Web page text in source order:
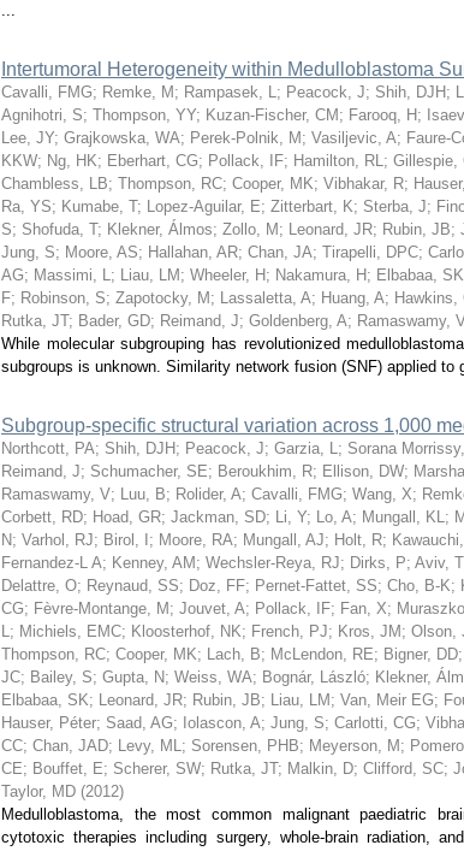
...
Intertumoral Heterogeneity within Medulloblastoma
Cavalli, FMG; Remke, M ; Rampasek, L; Peacock, J; Shih, DJH ;
Agnihotri, S; Thompson, YY; Kuzan-Fischer, CM ; Farooq, H ;
Lee, JY; Grajkowska, WA; Perek-Polnik, M ; Vasiljevic, A; Faure-
KKW; Ng, HK; Eberhart, CG; Pollack, IF; Hamilton, RL; Gillespie,
Chambless, LB; Thompson, RC; Cooper, MK; Vibhakar, R;
Ra, YS; Kumabe, T; Lopez-Aguilar, E; Zitterbart, K; Sterba, J;
S; Shofuda, T; Klekner, Álmos; Zollo, M ; Leonard, JR; Rubin, JB;
Jung, S; Moore, AS; Hallahan, AR; Chan, JA; Tirapelli, DPC;
AG; Massimi, L; Liau, LM ; Wheeler, H ; Nakamura, H ; Elbabaa, SK
F; Robinson, S; Zapotocky, M ; Lassaletta, A; Huang, A; Hawkins,
Rutka, JT; Bader, GD; Reimand, J; Goldenberg, A; Ramaswamy,
While molecular subgrouping has revolutionized
subgroups is unknown. Similarity network fusion (SNF) applied to
Subgroup-specific structural variation across 1,000
Northcott, PA; Shih, DJH ; Peacock, J; Garzia, L; Sorana
Reimand, J; Schumacher, SE; Beroukhim, R; Ellison, DW;
Ramaswamy, V; Luu, B; Rolider, A; Cavalli, FMG; Wang, X;
Corbett, RD; Hoad, GR; Jackman, SD; Li, Y; Lo, A; Mungall, KL;
N; Varhol, RJ; Birol, I ; Moore, RA; Mungall, AJ; Holt, R;
Fernandez-L A; Kenney, AM ; Wechsler-Reya, RJ; Dirks, P; Aviv, T
Delattre, O; Reynaud, SS; Doz, FF; Pernet-Fattet, SS; Cho, B-K;
CG; Fèvre-Montange, M ; Jouvet, A; Pollack, IF; Fan, X;
L; Michiels, EMC; Kloosterhof, NK; French, PJ; Kros, JM ; Olson,
Thompson, RC; Cooper, MK; Lach, B; McLendon, RE; Bigner, DD;
JC; Bailey, S; Gupta, N; Weiss, WA; Bognár, László; Klekner,
Elbabaa, SK; Leonard, JR; Rubin, JB; Liau, LM ; Van, Meir EG;
Hauser, Péter; Saad, AG; Iolascon, A; Jung, S; Carlotti, CG;
CC; Chan, JAD; Levy, ML; Sorensen, PHB; Meyerson, M ;
CE; Bouffet, E; Scherer, SW; Rutka, JT; Malkin, D; Clifford, SC;
Taylor, MD (2012)
Medulloblastoma, the most common malignant paediatric
cytotoxic therapies including surgery, whole-brain radiation,